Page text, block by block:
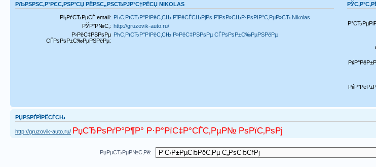
РЉРЅРЅС‚Р°РЄС‚РЅР°СЏ РЁРЅС„РЅСЂРЈР°С†РЁСЏ NIKOLAS
РђРґСЂРµСЃ email: РћС‚РїСЂР°РІРёС‚СЊ РїРёСЃСЊРјРѕ РїРѕР»СЊР·РѕРІР°С‚РµР»СЋ Nikolas
РЎР°Р№С‚: http://gruzovik-auto.ru/
Р›РёС‡РЅРѕРµ
СЃРѕРѕР±С‰РµРЅРёРµ:
РћС‚РїСЂР°РІРёС‚СЊ Р»РёС‡РЅРѕРµ СЃРѕРѕР±С‰РµРЅРёРµ
РЏРЅРҐРЇРЁСЃСЊ
http://gruzovik-auto.ru/ РџСЂРѕРґР°Р¶Р° Р·Р°РїС‡Р°СЃС‚РµР№ РѕРїС‚РѕРј
РџРµСЂРµР№С‚Рё: